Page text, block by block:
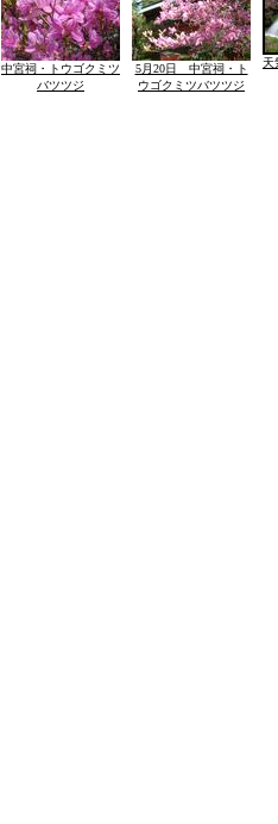
中宮祠・トウゴクミツ
バツツジ
5月20日 中宮祠・ト
ウゴクミツバツツジ
天